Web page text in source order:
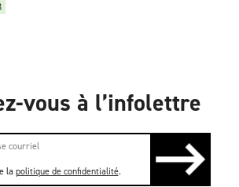
vous à l’infolettre
la politique de confidentialité.